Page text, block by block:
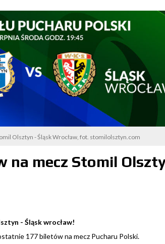
Olsztyn - Śląsk Wrocław, fot. stomilolsztyn.com
na mecz Stomil
- Śląsk wrocław!
177 biletów na mecz Pucharu Polski.